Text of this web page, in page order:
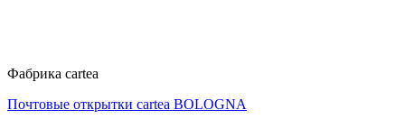
Фабрика cartea
Почтовые открытки cartea BOLOGNA